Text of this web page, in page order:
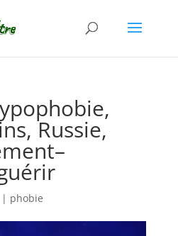
Russie,
| phobie